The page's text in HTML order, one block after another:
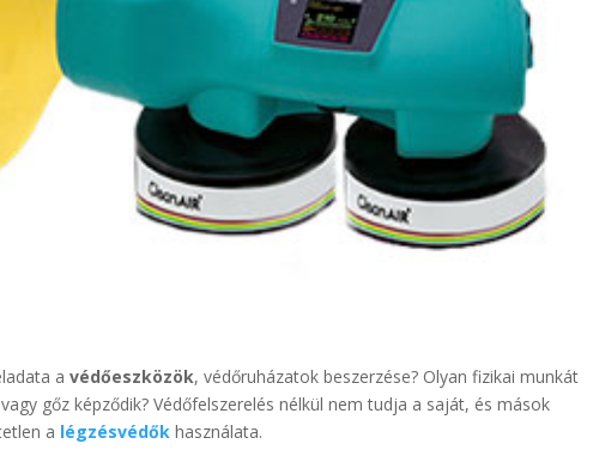
avédőeszközök, védőruházatok beszerzése? Olyan fizikai munkát
gőz képződik? Védőfelszerelés nélkül nem tudja a saját, és mások
a légzésvédők használata.